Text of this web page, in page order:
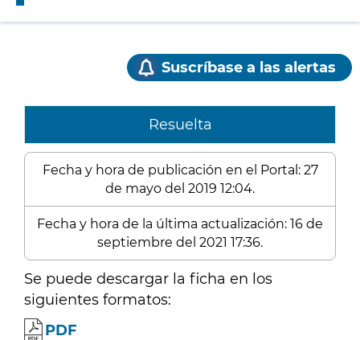
Suscríbase a las alertas
Resuelta
Fecha y hora de publicación en el Portal: 27
de mayo del 2019 12:04.
Fecha y hora de la última actualización: 16 de
septiembre del 2021 17:36.
Se puede descargar la ficha en los
siguientes formatos:
PDF